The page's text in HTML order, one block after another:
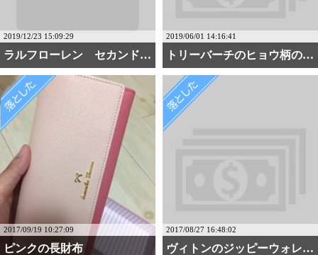
2019/12/23 15:09:29
ラルフローレン セカンドバッグ
2019/06/01 14:16:41
トリーバーチのヒョウ柄の長財布
2017/09/19 10:27:09
ピンクの長財布
2017/08/27 16:48:02
ヴィトンのジッピーウォレ・・・